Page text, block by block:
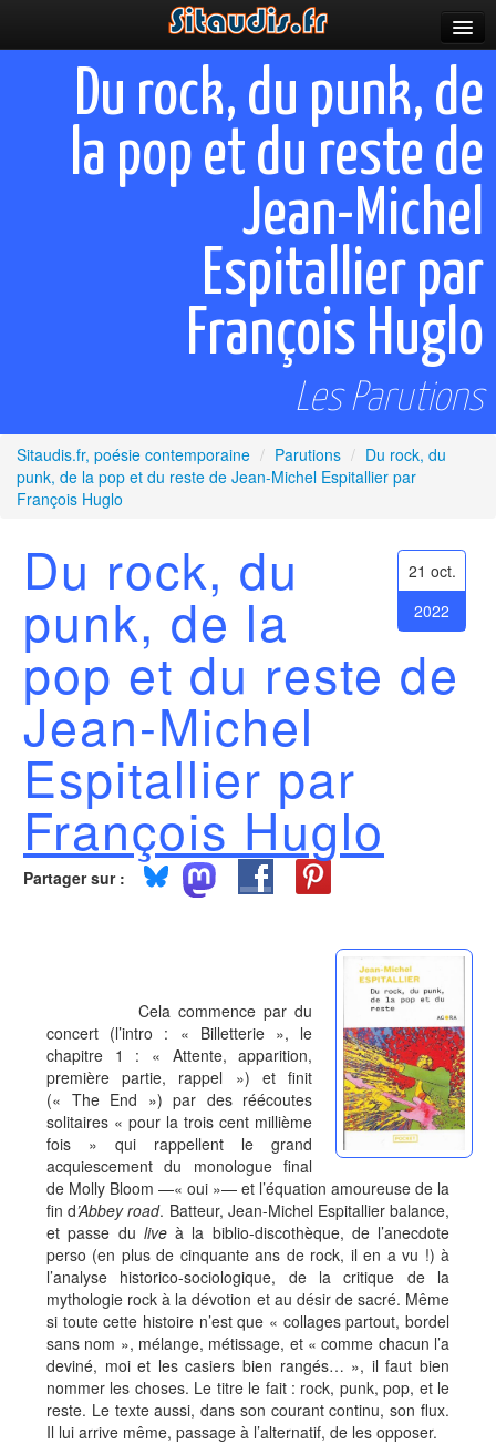
Parutions
Incitations
Poèmes et fictions
Du rock, du punk, de
la pop et du reste de
Jean-Michel
Espitallier par
François Huglo
Les Parutions
Sitaudis.fr, poésie contemporaine / Parutions / Du rock, du
punk, de la pop et du reste de Jean-Michel Espitallier par
François Huglo
21 oct.
2022
Du rock, du
punk, de la
pop et du reste de
Jean-Michel
Espitallier par
François Huglo
Partager sur :
Cela commence par du
concert (l’intro : « Billetterie », le
chapitre 1 : « Attente, apparition,
première partie, rappel ») et finit
(« The End ») par des réécoutes
solitaires « pour la trois cent millième
fois » qui rappellent le grand
acquiescement du monologue final
de Molly Bloom —« oui »— et l’équation amoureuse de la
fin d’Abbey road. Batteur, Jean-Michel Espitallier balance,
et passe du liveà la biblio-discothèque, de l’anecdote
perso (en plus de cinquante ans de rock, il en a vu !) à
l’analyse historico-sociologique, de la critique de la
mythologie rock à la dévotion et au désir de sacré. Même
si toute cette histoire n’est que « collages partout, bordel
sans nom », mélange, métissage, et « comme chacun l’a
deviné, moi et les casiers bien rangés… », il faut bien
nommer les choses. Le titre le fait : rock, punk, pop, et le
reste. Le texte aussi, dans son courant continu, son flux.
Il lui arrive même, passage à l’alternatif, de les opposer.